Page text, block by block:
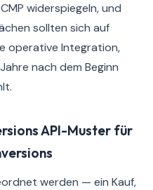
widerspiegeln, und
sollten sich auf
operative Integration,
nach dem Beginn
API-Muster für
werden — ein Kauf,